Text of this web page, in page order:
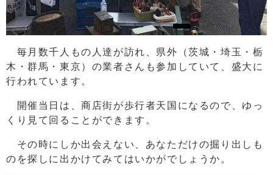
毎月数千人もの人達が訪れ、県外（茨城・埼玉・栃
木・群馬・東京）の業者さんも参加していて、盛大に
行われています。
開催当日は、商店街が歩行者天国になるので、ゆっ
くり見て回ることができます。
その時にしか出会えない、あなただけの掘り出しも
のを探しに出かけてみてはいかがでしょうか。